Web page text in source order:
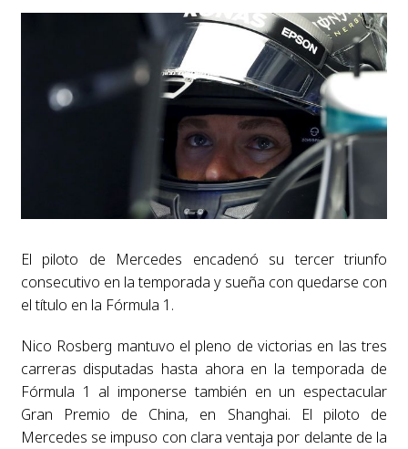
El piloto de Mercedes encadenó su tercer triunfo
consecutivo en la temporada y sueña con quedarse con
el título en la Fórmula 1.
Nico Rosberg mantuvo el pleno de victorias en las tres
carreras disputadas hasta ahora en la temporada de
Fórmula 1 al imponerse también en un espectacular
Gran Premio de China, en Shanghai. El piloto de
Mercedes se impuso con clara ventaja por delante de la